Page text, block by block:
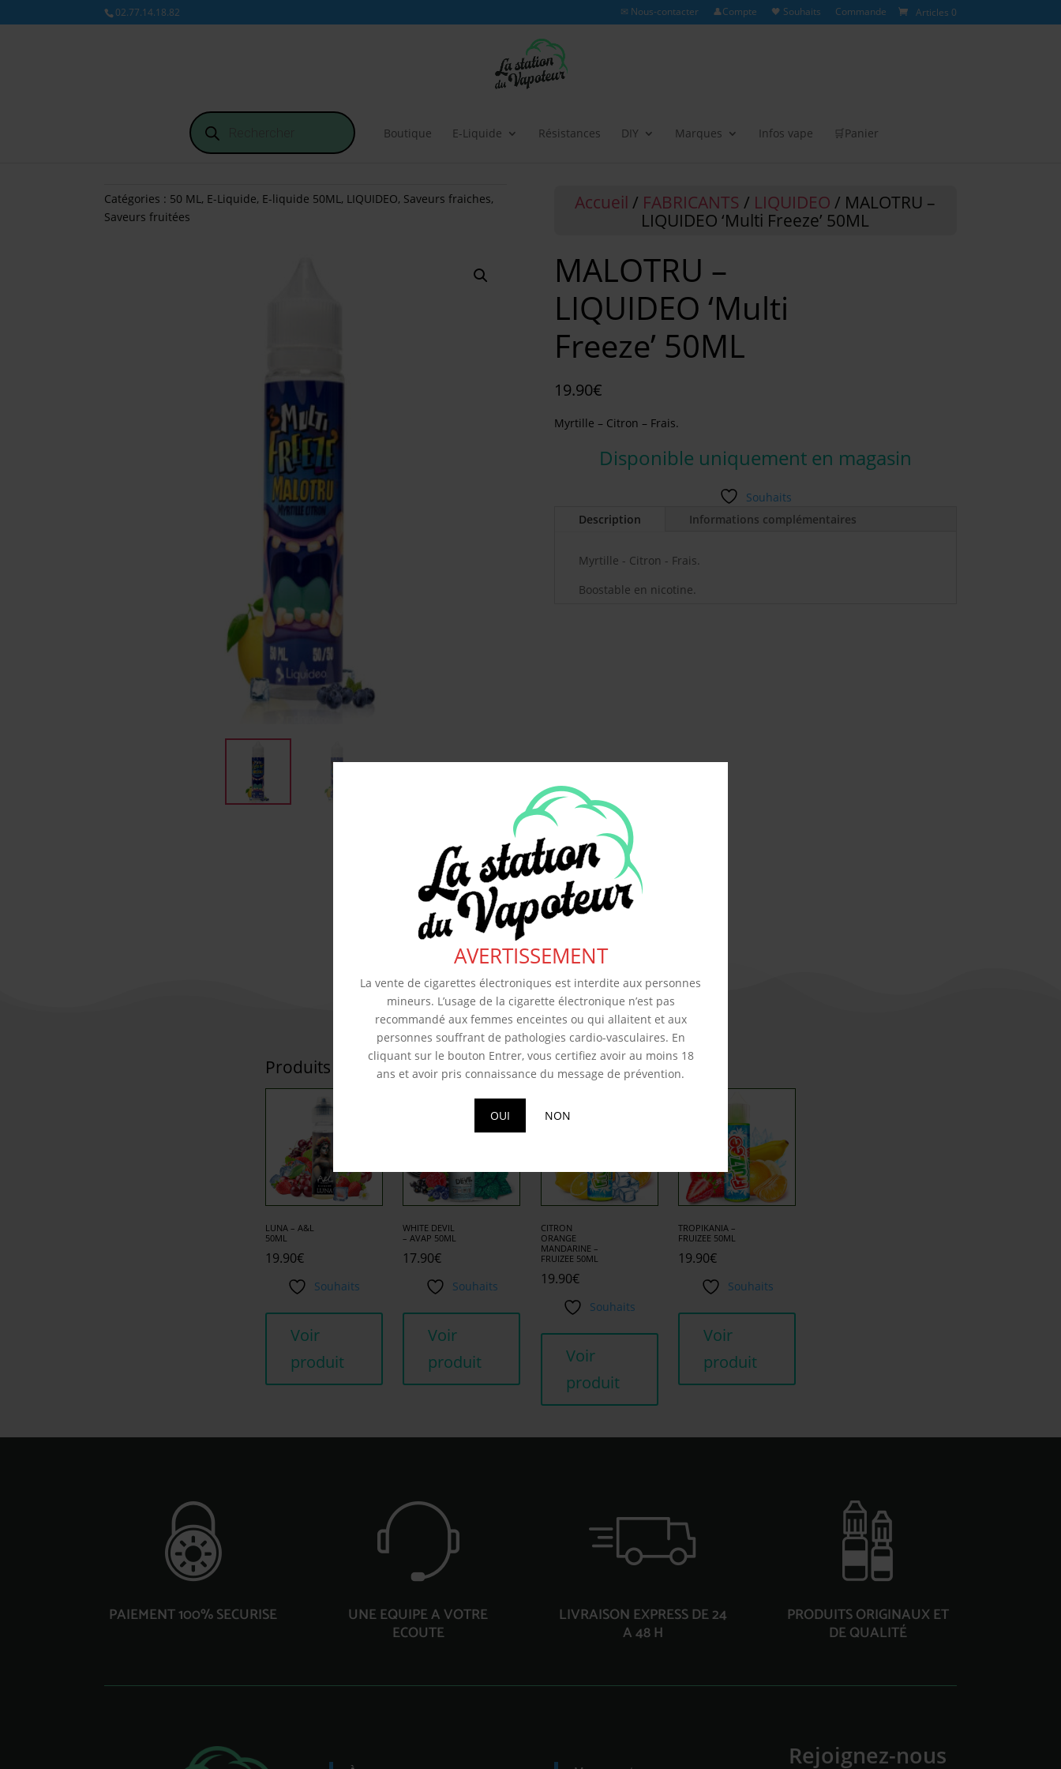
AVERTISSEMENT
La vente de cigarettes électroniques est interdite aux personnes
mineurs. L’usage de la cigarette électronique n’est pas
recommandé aux femmes enceintes ou qui allaitent et aux
personnes souffrant de pathologies cardio-vasculaires. En
cliquant sur le bouton Entrer, vous certifiez avoir au moins 18
ans et avoir pris connaissance du message de prévention.
OUI NON
02.77.14.18.82 ✉ Nous-contacter 👤Compte 🖤 Souhaits Commande Articles 0
Recherche
de
produits Boutique E-Liquide Résistances DIY Marques Infos vape 🛒Panier
Catégories : 50 ML, E-Liquide, E-liquide 50ML, LIQUIDEO, Saveurs fraiches,
Saveurs fruitées
Accueil / FABRICANTS / LIQUIDEO / MALOTRU –
LIQUIDEO ‘Multi Freeze’ 50ML
MALOTRU –
LIQUIDEO ‘Multi
Freeze’ 50ML
19.90€
Myrtille – Citron – Frais.
Disponible uniquement en magasin
Souhaits
Description
Informations complémentaires
Myrtille - Citron - Frais.
Boostable en nicotine.
Produits similaires
LUNA – A&L
50ML
19.90€
Souhaits
Voir
produit
WHITE DEVIL
– AVAP 50ML
17.90€
Souhaits
Voir
produit
CITRON
ORANGE
MANDARINE –
FRUIZEE 50ML
19.90€
Souhaits
Voir
produit
TROPIKANIA –
FRUIZEE 50ML
19.90€
Souhaits
Voir
produit
PAIEMENT 100% SECURISE UNE EQUIPE A VOTRE
ECOUTE
LIVRAISON EXPRESS DE 24
A 48 H
PRODUITS ORIGINAUX ET
DE QUALITÉ
Rejoignez-nous